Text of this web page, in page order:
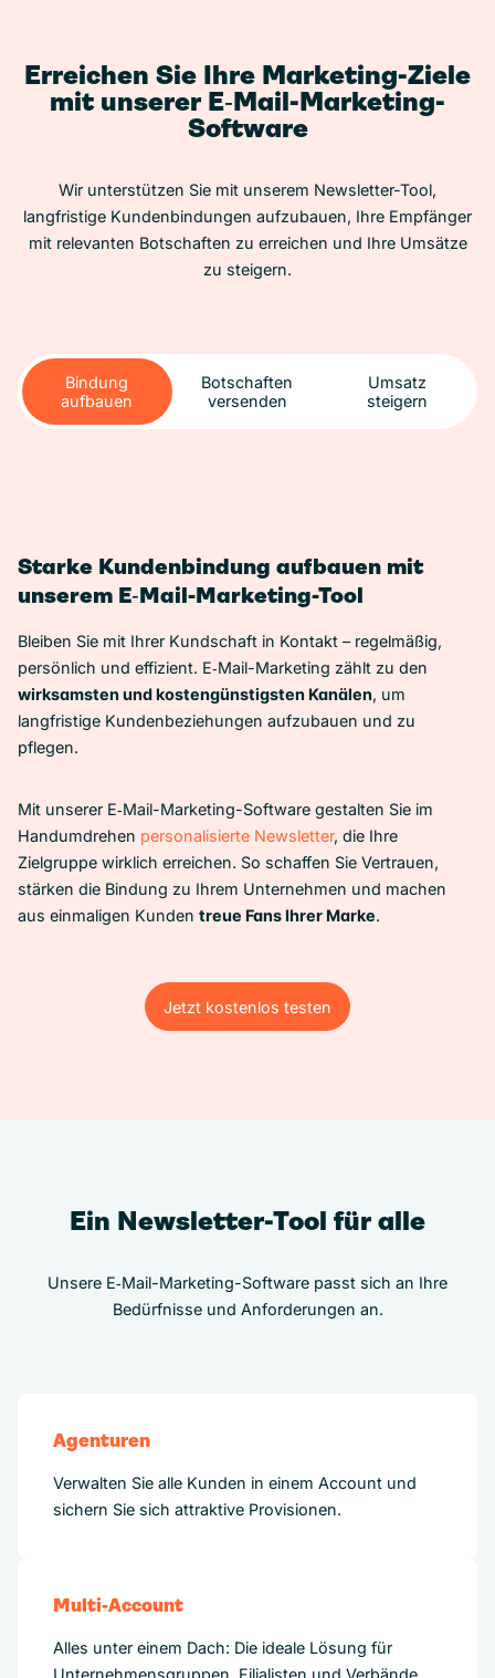
Erreichen Sie Ihre Marketing-Ziele
mit unserer E‑Mail-Marketing-
Software
Wir unterstützen Sie mit unserem Newsletter-Tool,
langfristige Kundenbindungen aufzubauen, Ihre Empfänger
mit relevanten Botschaften zu erreichen und Ihre Umsätze
zu steigern.
Bindung
aufbauen
Botschaften
versenden
Umsatz
steigern
Starke Kundenbindung aufbauen mit
unserem E‑Mail-Marketing-Tool
Bleiben Sie mit Ihrer Kundschaft in Kontakt – regelmäßig,
persönlich und effizient. E‑Mail-Marketing zählt zu den
wirksamsten und kostengünstigsten Kanälen, um
langfristige Kundenbeziehungen aufzubauen und zu
pflegen.
Mit unserer E‑Mail-Marketing-Software gestalten Sie im
Handumdrehen personalisierte Newsletter, die Ihre
Zielgruppe wirklich erreichen. So schaffen Sie Vertrauen,
stärken die Bindung zu Ihrem Unternehmen und machen
aus einmaligen Kunden treue Fans Ihrer Marke.
Jetzt kostenlos testen
Jetzt kostenlos testen
Ein Newsletter-Tool für alle
Unsere E‑Mail-Marketing-Software passt sich an Ihre
Bedürfnisse und Anforderungen an.
Agenturen
Verwalten Sie alle Kunden in einem Account und
sichern Sie sich attraktive Provisionen.
Multi-Account
Alles unter einem Dach: Die ideale Lösung für
Unternehmensgruppen, Filialisten und Verbände.